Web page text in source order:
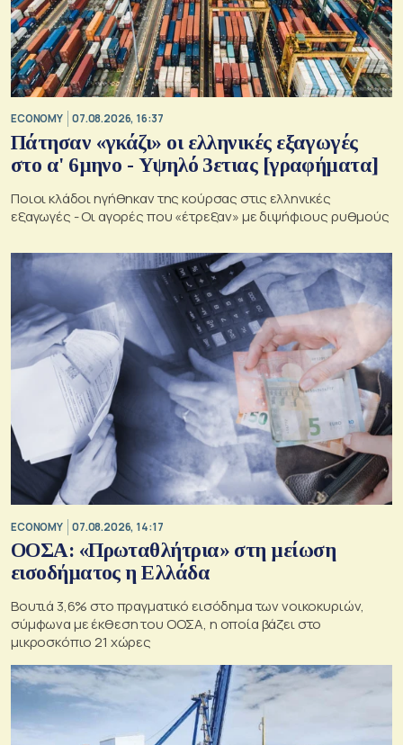
ECONOMY 07.08.2026, 16:37
Πάτησαν «γκάζι» οι ελληνικές εξαγωγές
στο α' 6μηνο - Υψηλό 3ετιας [γραφήματα]
Ποιοι κλάδοι ηγήθηκαν της κούρσας στις ελληνικές
εξαγωγές - Οι αγορές που «έτρεξαν» με διψήφιους ρυθμούς
ECONOMY 07.08.2026, 14:17
ΟΟΣΑ: «Πρωταθλήτρια» στη μείωση
εισοδήματος η Ελλάδα
Βουτιά 3,6% στο πραγματικό εισόδημα των νοικοκυριών,
σύμφωνα με έκθεση του ΟΟΣΑ, η οποία βάζει στο
μικροσκόπιο 21 χώρες